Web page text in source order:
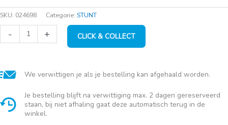
SKU: 024698 Categorie: STUNT
-
Ringwerpspel
49,5
aantal
+ CLICK & COLLECT
We verwittigen je als je bestelling kan afgehaald worden.
Je bestelling blijft na verwittiging max. 2 dagen gereserveerd
staan, bij niet afhaling gaat deze automatisch terug in de
winkel.